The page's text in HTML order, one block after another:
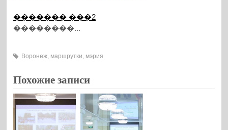
������� ���2
��������...
Воронеж, маршрутки, мэрия
Похожие записи